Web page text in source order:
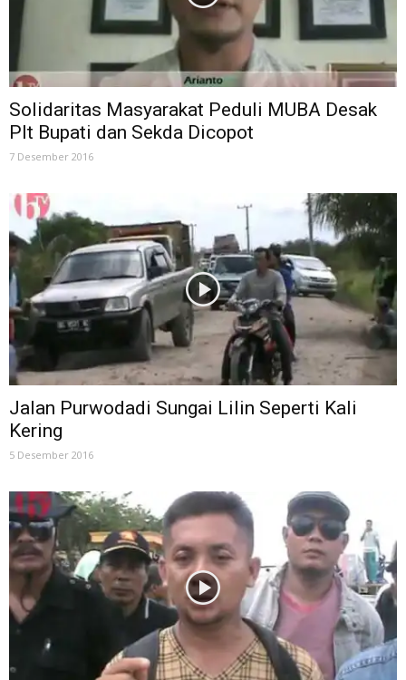
Solidaritas Masyarakat Peduli MUBA Desak
Plt Bupati dan Sekda Dicopot
7 Desember 2016
Jalan Purwodadi Sungai Lilin Seperti Kali
Kering
5 Desember 2016